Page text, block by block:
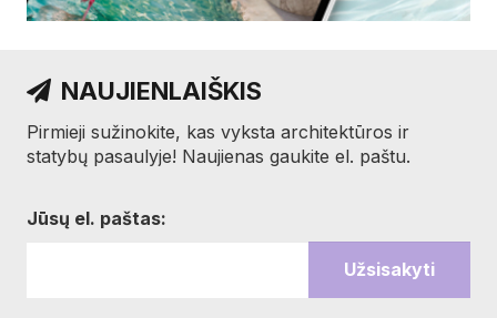
NAUJIENLAIŠKIS
Pirmieji sužinokite, kas vyksta architektūros ir
statybų pasaulyje! Naujienas gaukite el. paštu.
Jūsų el. paštas: